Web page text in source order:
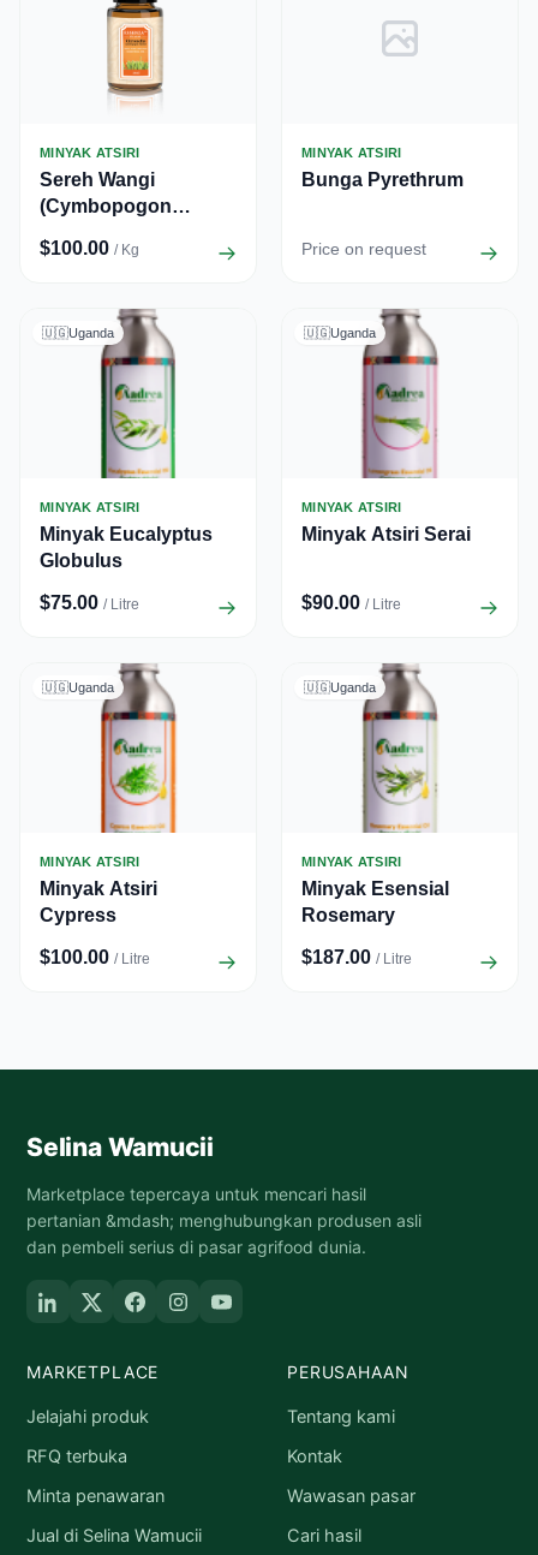
MINYAK ATSIRI
Sereh Wangi
(Cymbopogon
$100.00 / Kg
MINYAK ATSIRI
Bunga Pyrethrum
Price on request
🇺🇬Uganda
MINYAK ATSIRI
Minyak Eucalyptus
Globulus
$75.00 / Litre
🇺🇬Uganda
MINYAK ATSIRI
Minyak Atsiri Serai
$90.00 / Litre
🇺🇬Uganda
MINYAK ATSIRI
Minyak Atsiri
Cypress
$100.00 / Litre
🇺🇬Uganda
MINYAK ATSIRI
Minyak Esensial
Rosemary
$187.00 / Litre
Selina Wamucii
Marketplace tepercaya untuk mencari hasil
pertanian &mdash; menghubungkan produsen asli
dan pembeli serius di pasar agrifood dunia.
MARKETPLACE
Jelajahi produk
RFQ terbuka
Minta penawaran
Jual di Selina Wamucii
PERUSAHAAN
Tentang kami
Kontak
Wawasan pasar
Cari hasil